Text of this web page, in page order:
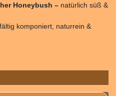
Honeybush – natürlich süß &
komponiert, naturrein &